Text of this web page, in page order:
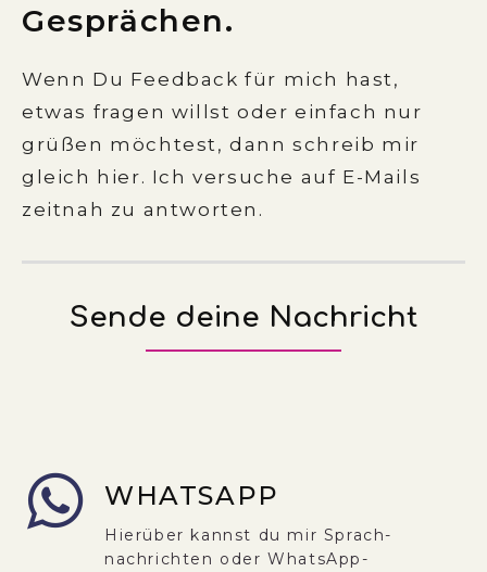
Gesprächen.
Wenn Du Feedback für mich hast,
etwas fragen willst oder einfach nur
grüßen möchtest, dann schreib mir
gleich hier. Ich versuche auf E-Mails
zeitnah zu antworten.
Sende deine Nachricht
WHATSAPP
Hierüber kannst du mir Sprach­
nachrichten oder WhatsApp-